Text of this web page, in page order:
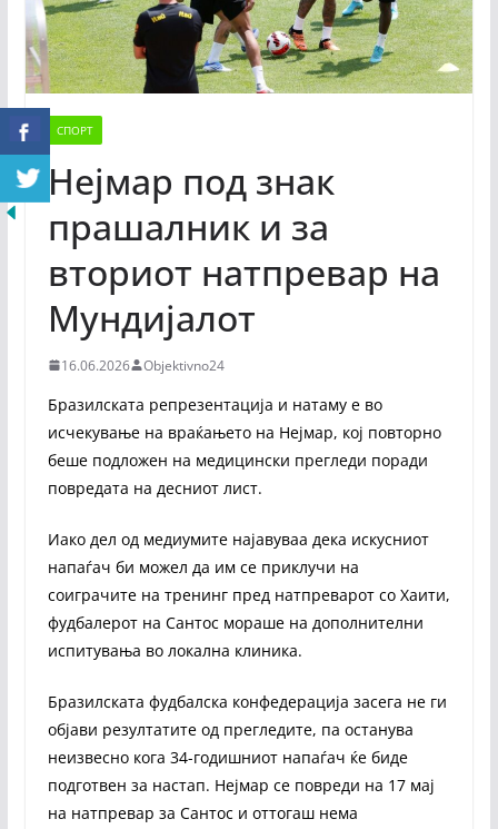
СПОРТ
Нејмар под знак
прашалник и за
вториот натпревар на
Мундијалот
16.06.2026 Objektivno24
Бразилската репрезентација и натаму е во
исчекување на враќањето на Нејмар, кој повторно
беше подложен на медицински прегледи поради
повредата на десниот лист.
Иако дел од медиумите најавуваа дека искусниот
напаѓач би можел да им се приклучи на
соиграчите на тренинг пред натпреварот со Хаити,
фудбалерот на Сантос мораше на дополнителни
испитувања во локална клиника.
Бразилската фудбалска конфедерација засега не ги
објави резултатите од прегледите, па останува
неизвесно кога 34-годишниот напаѓач ќе биде
подготвен за настап. Нејмар се повреди на 17 мај
на натпревар за Сантос и оттогаш нема